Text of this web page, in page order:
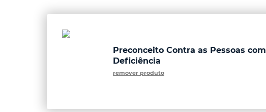
Preconceito Contra as Pessoas com
Deficiência
remover produto